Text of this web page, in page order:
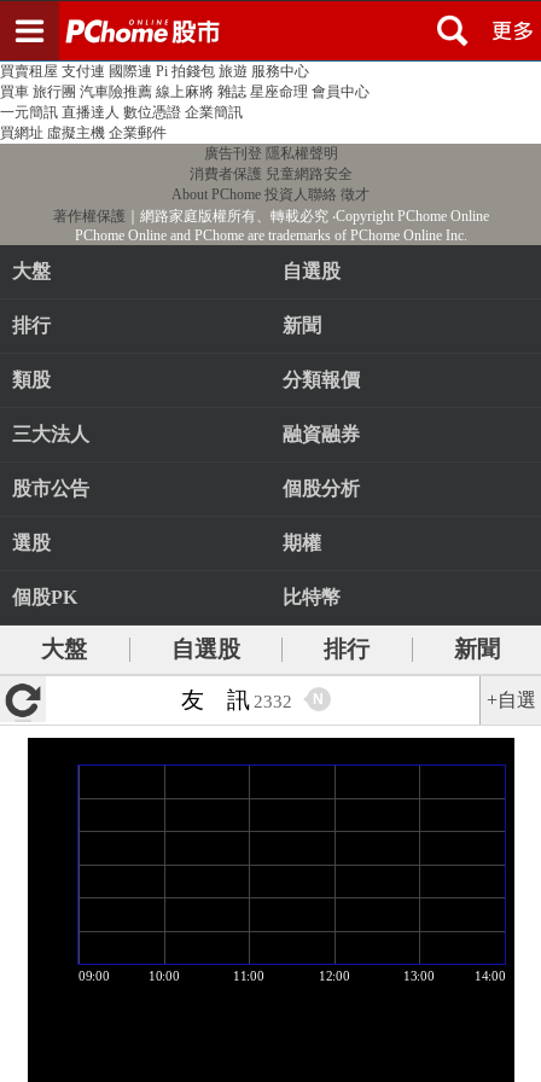
PChome首頁 線上購物 24h購物 書店
買賣租屋 支付連 國際連 Pi 拍錢包 旅遊 服務中心
買車 旅行團 汽車險推薦 線上麻將 雜誌 星座命理 會員中心
一元簡訊 直播達人 數位憑證 企業簡訊
買網址 虛擬主機 企業郵件
廣告刊登 隱私權聲明
消費者保護 兒童網路安全
About PChome 投資人聯絡 徵才
著作權保護 ｜網路家庭版權所有、轉載必究‧Copyright PChome Online
PChome Online and PChome are trademarks of PChome Online Inc.
大盤 自選股
排行 新聞
類股 分類報價
三大法人 融資融券
股市公告 個股分析
選股 期權
個股PK 比特幣
大盤 自選股 排行
新聞
友 訊 2332 N +自選